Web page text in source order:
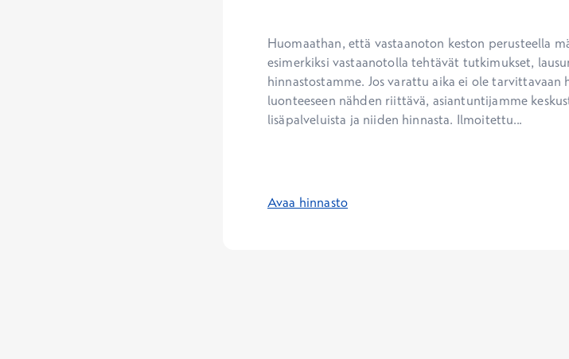
Huomaathan, että vastaanoton keston perusteella
esimerkiksi vastaanotolla tehtävät tutkimukset,
hinnastostamme. Jos varattu aika ei ole
luonteeseen nähden riittävä, asiantuntijamme
lisäpalveluista ja niiden hinnasta. Ilmoitettu...
Avaa hinnasto